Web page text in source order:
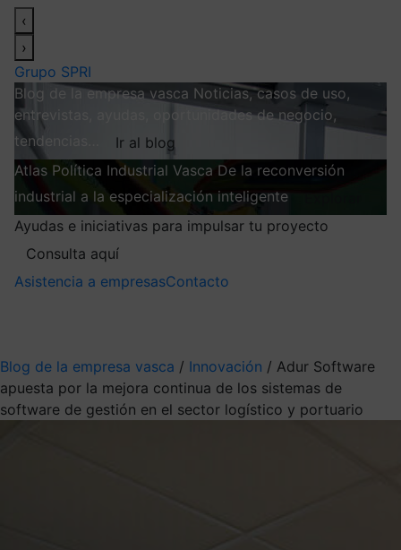
‹
›
Grupo SPRI
Blog de la empresa vasca Noticias, casos de uso,
entrevistas, ayudas, oportunidades de negocio,
tendencias…
Ir al blog
Atlas Política Industrial Vasca De la reconversión
industrial a la especialización inteligente
Ayudas e iniciativas para impulsar tu proyecto
Consulta aquí
Asistencia a empresasContacto
Blog de la empresa vasca / Innovación / Adur Software
apuesta por la mejora continua de los sistemas de
software de gestión en el sector logístico y portuario